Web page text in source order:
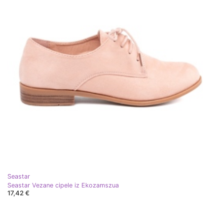
Seastar
Seastar Vezane cipele iz Ekozamszua
17,42 €